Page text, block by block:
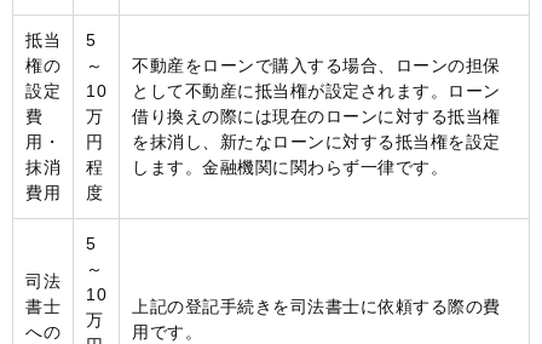
抵当
権の
設定
費
用・
抹消
費用
5
～
10
万
円
程
度
不動産をローンで購入する場合、ローンの担保
として不動産に抵当権が設定されます。ローン
借り換えの際には現在のローンに対する抵当権
を抹消し、新たなローンに対する抵当権を設定
します。金融機関に関わらず一律です。
司法
書士
への
5
～
10
万
上記の登記手続きを司法書士に依頼する際の費
用です。